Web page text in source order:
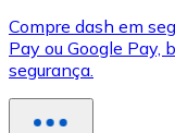
XRP
XRP
Compre dash em
Pay ou Google Pay,
segurança.